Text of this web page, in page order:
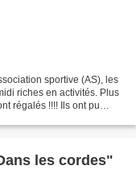
sportive (AS), les
riches en activités. Plus
régalés !!!! Ils ont pu
les cordes"